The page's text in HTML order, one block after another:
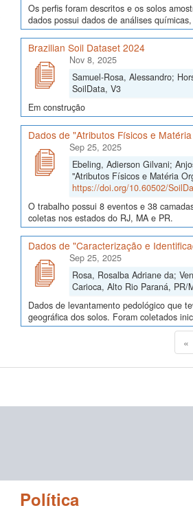
Os perfis foram descritos e os solos
dados possui dados de análises
Brazilian Soil Dataset 2024
Nov 8, 2025
Samuel-Rosa, Alessandro;
SoilData, V3
Em construção
Dados de "Atributos Físicos e
Sep 25, 2025
Ebeling, Adierson Gilvani;
"Atributos Físicos e Matéria
https://doi.org/10.60502/
O trabalho possui 8 eventos e 38
coletas nos estados do RJ, MA e PR.
Dados de "Caracterização e
Sep 25, 2025
Rosa, Rosalba Adriane da;
Carioca, Alto Rio Paraná, PR/
Dados de levantamento pedológico que
geográfica dos solos. Foram coletados
«
Política